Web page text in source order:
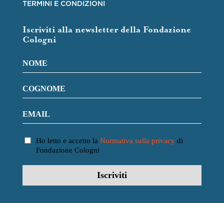
TERMINI E CONDIZIONI
Iscriviti alla newsletter della Fondazione
Cologni
Ho letto e accetto la Normativa sulla privacydi
Fondazione Cologni